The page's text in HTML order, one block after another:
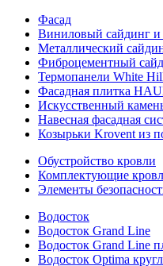
Фасад
Виниловый сайдинг и
Металлический
Фиброцементный
Термопанели White
Фасадная плитка
Искусственный
Навесная фасадная
Козырьки Krovent из
Обустройство кровли
Комплектующие
Элементы
Водосток
Водосток Grand Line
Водосток Grand Line
Водосток Optima